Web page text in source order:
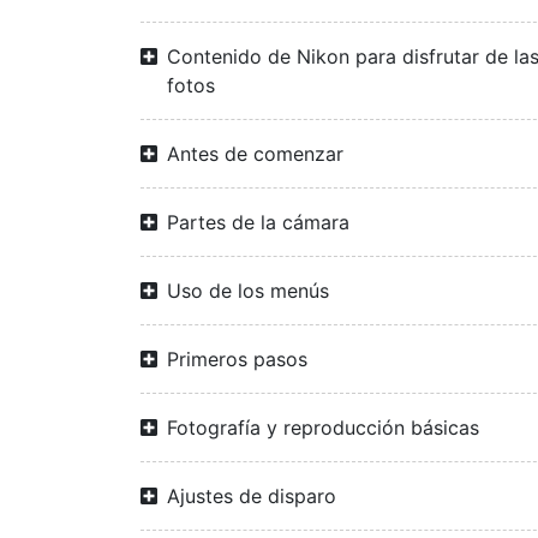
Contenido de Nikon para disfrutar de las
fotos
Antes de comenzar
Partes de la cámara
Uso de los menús
Primeros pasos
Fotografía y reproducción básicas
Ajustes de disparo